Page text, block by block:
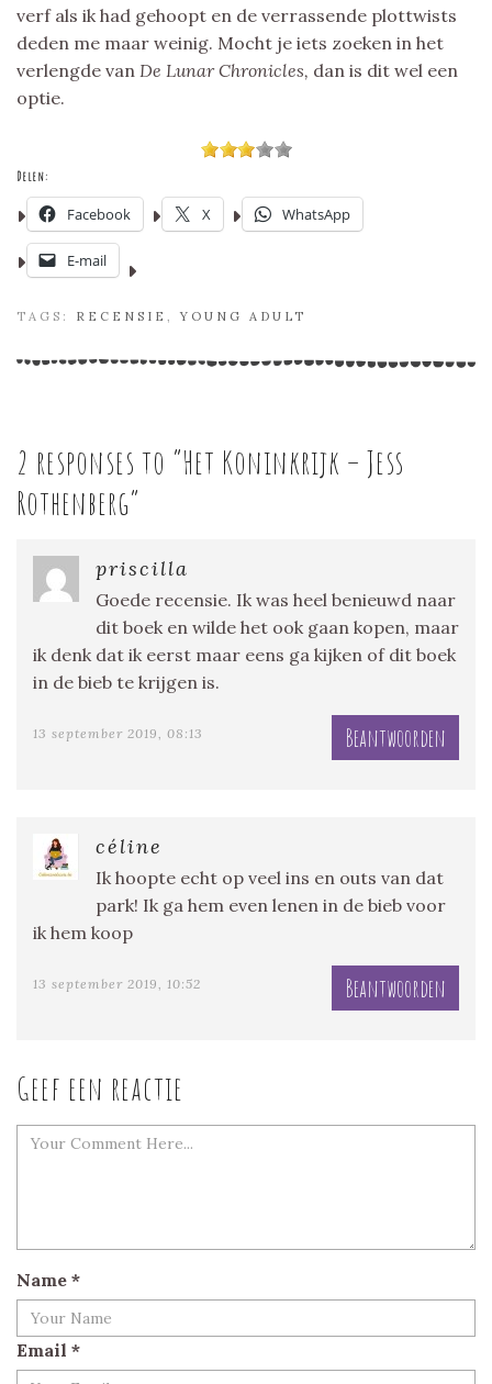
verf als ik had gehoopt en de verrassende plottwists
deden me maar weinig. Mocht je iets zoeken in het
verlengde van De Lunar Chronicles, dan is dit wel een
optie.
Delen:
Facebook X WhatsApp
E-mail
TAGS: RECENSIE ,YOUNG ADULT
2 responses to “Het Koninkrijk – Jess
Rothenberg”
priscilla
Goede recensie. Ik was heel benieuwd naar
dit boek en wilde het ook gaan kopen, maar
ik denk dat ik eerst maar eens ga kijken of dit boek
in de bieb te krijgen is.
13 september 2019, 08:13 Beantwoorden
céline
Ik hoopte echt op veel ins en outs van dat
park! Ik ga hem even lenen in de bieb voor
ik hem koop
13 september 2019, 10:52 Beantwoorden
Geef een reactie
Name *
Email *